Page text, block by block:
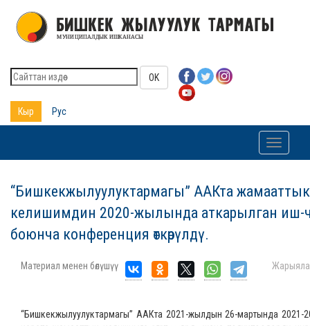
OK
Кыр Рус
Toggle
“Бишкекжылуулуктармагы” ААКта жамааттык
келишимдин 2020-жылында аткарылган иш-
боюнча конференция өткөрүлдү.
Материал менен бөлүшүү
“Бишкекжылуулуктармагы” ААКта 2021-жылдын 26-мартында 2021-